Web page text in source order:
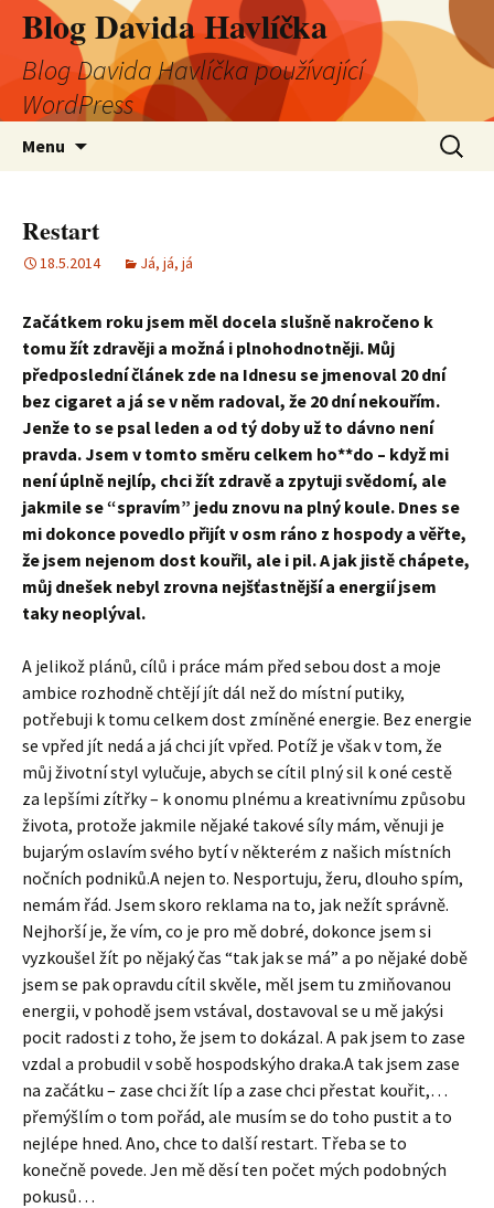
Blog Davida Havlíčka
Blog Davida Havlíčka používající
WordPress
Menu
Restart
18.5.2014 Já, já, já
Začátkem roku jsem měl docela slušně nakročeno k
tomu žít zdravěji a možná i plnohodnotněji. Můj
předposlední článek zde na Idnesu se jmenoval 20 dní
bez cigaret a já se v něm radoval, že 20 dní nekouřím.
Jenže to se psal leden a od tý doby už to dávno není
pravda. Jsem v tomto směru celkem ho**do – když mi
není úplně nejlíp, chci žít zdravě a zpytuji svědomí, ale
jakmile se “spravím” jedu znovu na plný koule. Dnes se
mi dokonce povedlo přijít v osm ráno z hospody a věřte,
že jsem nejenom dost kouřil, ale i pil. A jak jistě chápete,
můj dnešek nebyl zrovna nejšťastnější a energií jsem
taky neoplýval.
A jelikož plánů, cílů i práce mám před sebou dost a moje
ambice rozhodně chtějí jít dál než do místní putiky,
potřebuji k tomu celkem dost zmíněné energie. Bez energie
se vpřed jít nedá a já chci jít vpřed. Potíž je však v tom, že
můj životní styl vylučuje, abych se cítil plný sil k oné cestě
za lepšími zítřky – k onomu plnému a kreativnímu způsobu
života, protože jakmile nějaké takové síly mám, věnuji je
bujarým oslavím svého bytí v některém z našich místních
nočních podniků.A nejen to. Nesportuju, žeru, dlouho spím,
nemám řád. Jsem skoro reklama na to, jak nežít správně.
Nejhorší je, že vím, co je pro mě dobré, dokonce jsem si
vyzkoušel žít po nějaký čas “tak jak se má” a po nějaké době
jsem se pak opravdu cítil skvěle, měl jsem tu zmiňovanou
energii, v pohodě jsem vstával, dostavoval se u mě jakýsi
pocit radosti z toho, že jsem to dokázal. A pak jsem to zase
vzdal a probudil v sobě hospodskýho draka.A tak jsem zase
na začátku – zase chci žít líp a zase chci přestat kouřit,…
přemýšlím o tom pořád, ale musím se do toho pustit a to
nejlépe hned. Ano, chce to další restart. Třeba se to
konečně povede. Jen mě děsí ten počet mých podobných
pokusů…